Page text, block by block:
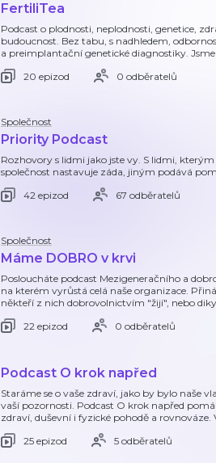
FertiliTea
Podcast o plodnosti, neplodnosti, genetice,
budoucnost. Bez tabu, s nadhledem,
a preimplantační genetické diagnostiky.
20 epizod
0 odběratelů
Společnost
Priority Podcast
Rozhovory s lidmi jako jste vy. S lidmi,
společnost nastavuje záda, jiným podává
42 epizod
67 odběratelů
Společnost
Máme DOBRO v krvi
Posloucháte podcast Mezigeneračního a
na kterém vyrůstá celá naše organizace.
někteří z nich dobrovolnictvím "žijí", nebo
22 epizod
0 odběratelů
Podcast O krok napřed
Staráme se o vaše zdraví, jako by bylo naše
vaší pozornosti. Podcast O krok napřed
zdraví, duševní i fyzické pohodě a rovnováze.
25 epizod
5 odběratelů